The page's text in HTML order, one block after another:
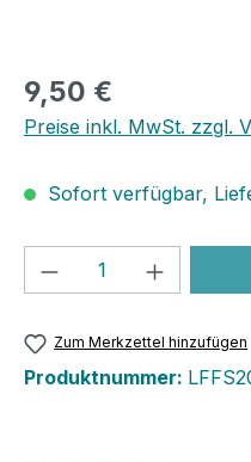
9,50 €
Preise inkl. MwSt. zzgl.
Sofort verfügbar,
Produkt Anzahl:
Zum Merkzettel hinzufügen
Produktnummer: